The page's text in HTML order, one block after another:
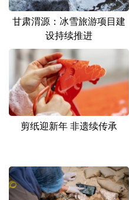
多语种频道
English Español
Русский язык
Deutsch Português
甘肃渭源：冰雪旅游项目建
设持续推进
剪纸迎新年 非遗续传承